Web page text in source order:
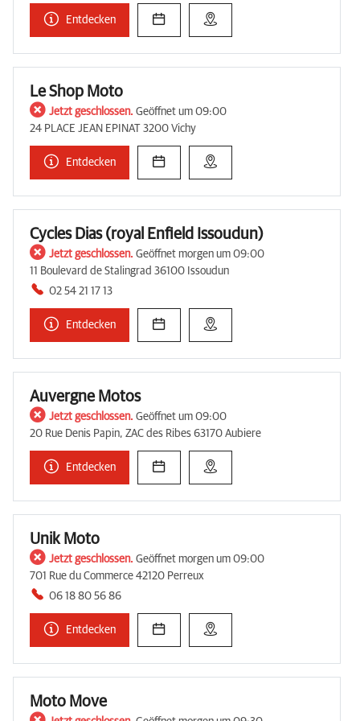
Entdecken
Le Shop Moto
Jetzt geschlossen. Geöffnet um 09:00
24 PLACE JEAN EPINAT 3200 Vichy
Entdecken
Cycles Dias (royal Enfield Issoudun)
Jetzt geschlossen. Geöffnet morgen um 09:00
11 Boulevard de Stalingrad 36100 Issoudun
02 54 21 17 13
Entdecken
Auvergne Motos
Jetzt geschlossen. Geöffnet um 09:00
20 Rue Denis Papin, ZAC des Ribes 63170 Aubiere
Entdecken
Unik Moto
Jetzt geschlossen. Geöffnet morgen um 09:00
701 Rue du Commerce 42120 Perreux
06 18 80 56 86
Entdecken
Moto Move